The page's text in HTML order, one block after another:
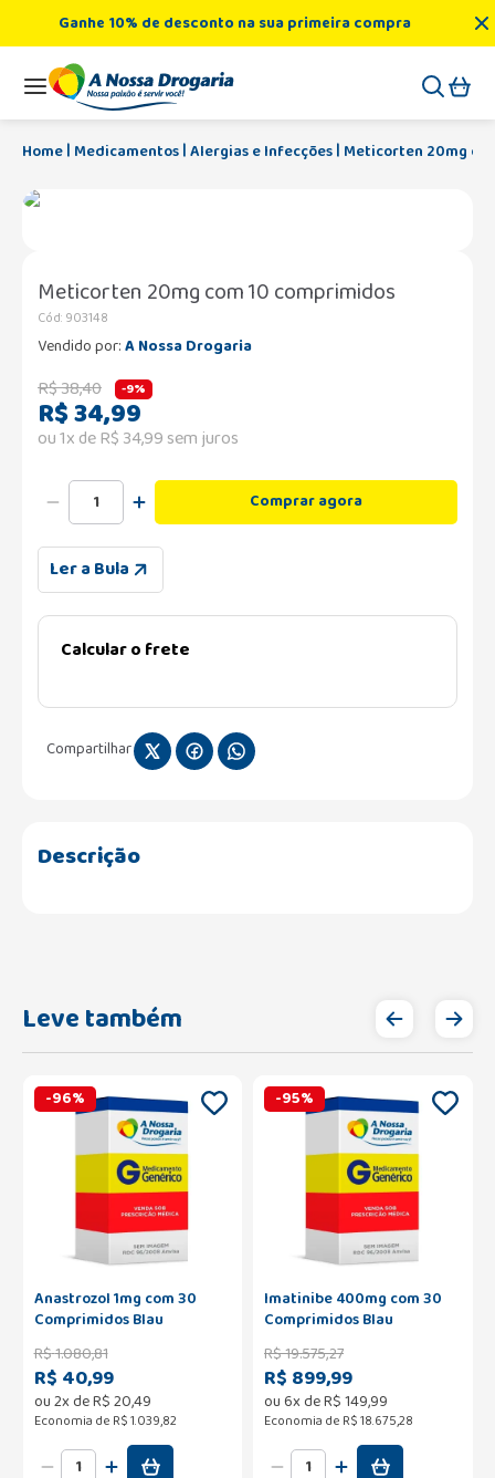
Ganhe 10% de desconto na sua primeira compra
Medicamentos Alergias e Infecções Meticorten 20mg
Meticorten 20mg com 10 comprimidos
Cód: 903148
Vendido por:A Nossa Drogaria
R$38,40 -9%
R$34,99
ou1x deR$ 34,99 sem juros
Comprar agora
Ler a Bula
Calcular o frete
Compartilhar
Descrição
Leve também
-96%
Anastrozol 1mg com 30
Comprimidos Blau
R$1.080,81
R$ 40,99
ou2x deR$20,49
Economia de R$ 1.039,82
-95%
Imatinibe 400mg com 30
Comprimidos Blau
R$19.575,27
R$ 899,99
ou6x deR$149,99
Economia de R$ 18.675,28